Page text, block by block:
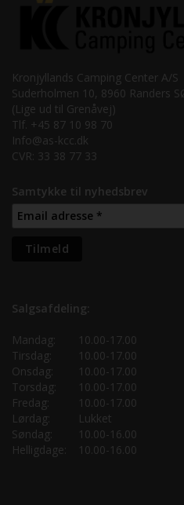
Kronjyllands Camping Center A/S
Suderholmen 10, 8960 Randers
(Lige ud til Grenåvej)
Tlf. +45 87 10 98 70
Info@as-kcc.dk
CVR: 33 38 77 33
Samtykke til nyhedsbrev
Salgsafdeling:
Mandag:
10.00-17.00
Tirsdag:
10.00-17.00
Onsdag:
10.00-17.00
Torsdag:
10.00-17.00
Fredag:
10.00-17.00
Lørdag:
Lukket
Søndag:
10.00-16.00
Helligdage:
10.00-16.00